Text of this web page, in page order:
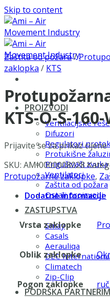
Skip to content
PROIZVODI
Ventilacijske
Difuzori
Regulatori
Protukišne
Prigušivači zvuka
Ventilatori
Zaštita od požara
Ostali proizvodi
ZASTUPSTVA
Smay
Casals
Aerauliqa
DEC
Climatech
Zip-Clip
PODRŠKA
Zaštita od požara/
zaklopka / KTS
KTS-O-S-160-
Prijavite se za prikaz cijene
SKU: AMI0000008028
Protupožarne zaklopke,
Dodatne informacije
Vrsta zaklopke
Oblik zaklopke
Pogon zaklopke